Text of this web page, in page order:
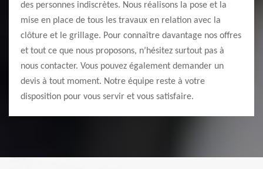
des personnes indiscrètes. Nous réalisons la pose et la
mise en place de tous les travaux en relation avec la
clôture et le grillage. Pour connaître davantage nos offres
et tout ce que nous proposons, n’hésitez surtout pas à
nous contacter. Vous pouvez également demander un
devis à tout moment. Notre équipe reste à votre
disposition pour vous servir et vous satisfaire.